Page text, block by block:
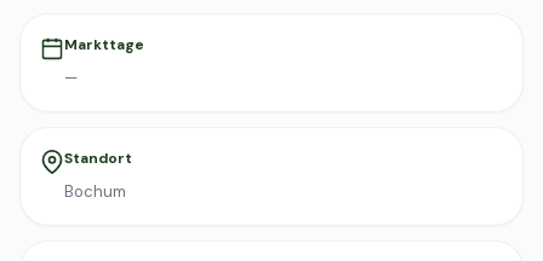
Markttage
—
Standort
Bochum